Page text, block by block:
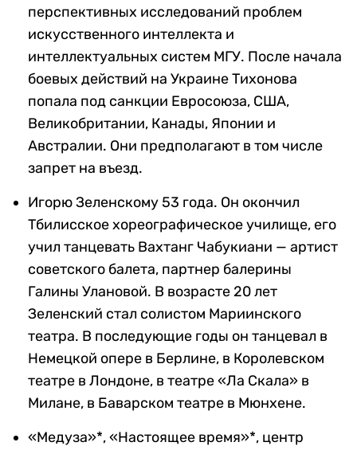
перспективных исследований проблем
искусственного интеллекта и
интеллектуальных систем МГУ. После начала
боевых действий на Украине Тихонова
попала под санкции Евросоюза, США,
Великобритании, Канады, Японии и
Австралии. Они предполагают в том числе
запрет на въезд.
Игорю Зеленскому 53 года. Он окончил
Тбилисское хореографическое училище, его
учил танцевать Вахтанг Чабукиани — артист
советского балета, партнер балерины
Галины Улановой. В возрасте 20 лет
Зеленский стал солистом Мариинского
театра. В последующие годы он танцевал в
Немецкой опере в Берлине, в Королевском
театре в Лондоне, в театре «Ла Скала» в
Милане, в Баварском театре в Мюнхене.
«Медуза»*, «Настоящее время»*, центр